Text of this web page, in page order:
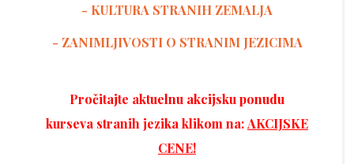
- KULTURA STRANIH ZEMALJA
- ZANIMLJIVOSTI O STRANIM JEZICIMA
Pročitajte aktuelnu akcijsku ponudu
kurseva stranih jezika klikom na:AKCIJSKE
CENE!